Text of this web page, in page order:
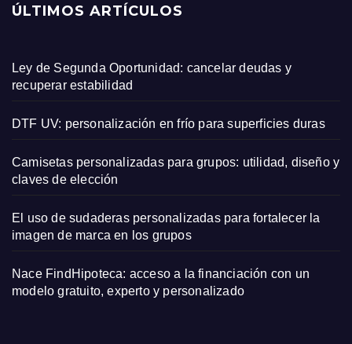
ÚLTIMOS ARTÍCULOS
Ley de Segunda Oportunidad: cancelar deudas y
recuperar estabilidad
DTF UV: personalización en frío para superficies duras
Camisetas personalizadas para grupos: utilidad, diseño y
claves de elección
El uso de sudaderas personalizadas para fortalecer la
imagen de marca en los grupos
Nace FindHipoteca: acceso a la financiación con un
modelo gratuito, experto y personalizado